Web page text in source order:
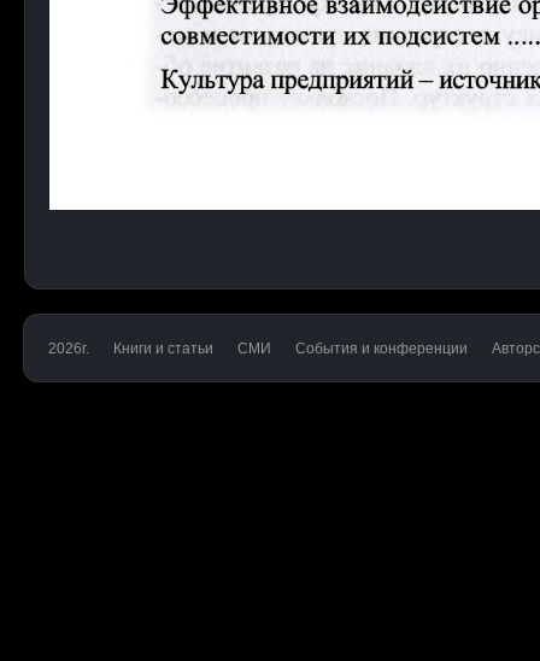
2026г. Книги и статьи СМИ События и конференции